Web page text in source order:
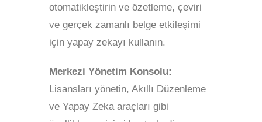
otomatikleştirin ve özetleme, çeviri
ve gerçek zamanlı belge etkileşimi
için yapay zekayı kullanın.
Merkezi Yönetim Konsolu:
Lisansları yönetin, Akıllı Düzenleme
ve Yapay Zeka araçları gibi